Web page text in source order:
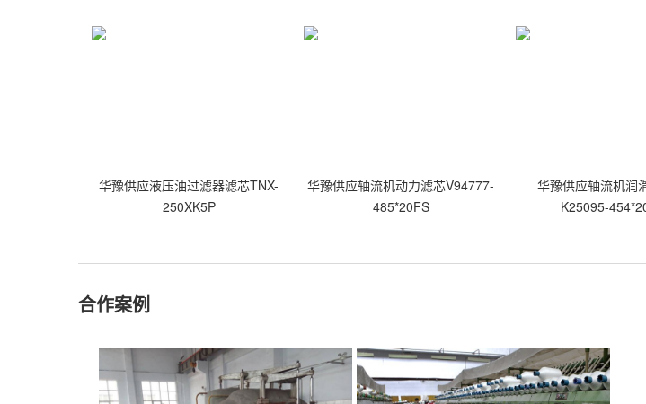
华豫供应液压油过滤器滤芯TNX-
250XK5P
华豫供应轴流机动力滤芯V94777-
485*20FS
华豫供应轴流机润
K25095-
合作案例